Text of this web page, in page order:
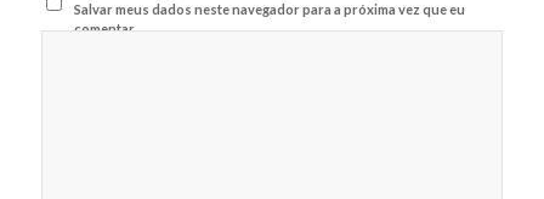
Salvar meus dados neste navegador para a próxima vez que eu
comentar.